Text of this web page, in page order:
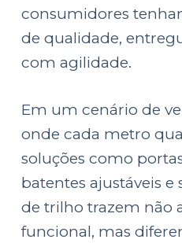
consumidores
de qualidade,
com agilidade.
Em um cenário de
onde cada metro
soluções como
batentes ajustáveis e
de trilho trazem não
funcional, mas